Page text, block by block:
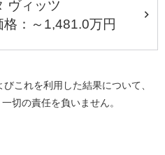
ヴィッツ
格：～1,481.0万円
これを利用した結果について、
切の責任を負いません。